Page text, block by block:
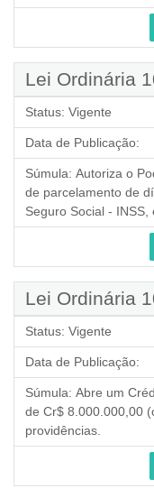
Lei Ordinária
Status: Vigente
Data de Publicação:
Súmula: Autoriza o
de parcelamento de
Seguro Social - INSS,
Lei Ordinária
Status: Vigente
Data de Publicação:
Súmula: Abre um
de Cr$ 8.000.000,00
providências.